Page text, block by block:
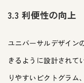
3.3 利便性の向上
ユニバーサルデザイン
きるように設計されて
りやすいピクトグラム